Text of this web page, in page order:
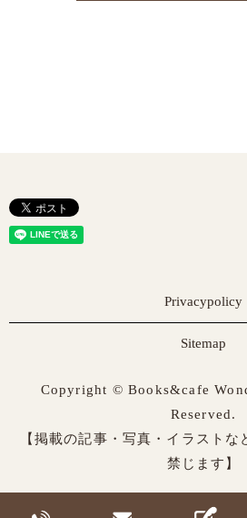
Privacypolicy
Sitemap
Copyright © Books&cafe
Reserved.
【掲載の記事・写真・イラスト
禁じます】